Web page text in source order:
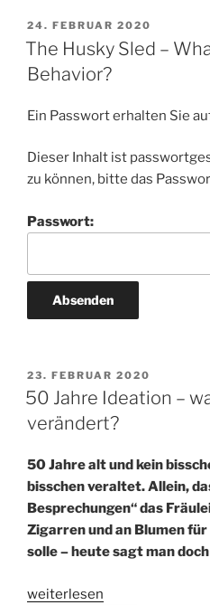
VERÖFFENTLICHT
AM
24. FEBRUAR 2020
The Husky Sled –
Behavior?
Ein Passwort erhalten Sie
Dieser Inhalt ist
zu können, bitte das
Passwort:
VERÖFFENTLICHT
AM
23. FEBRUAR 2020
50 Jahre Ideation –
verändert?
50 Jahre alt und kein
bisschen veraltet. Allein,
Besprechungen“ das
Zigarren und an Blumen
solle – heute sagt man
„50
weiterlesen